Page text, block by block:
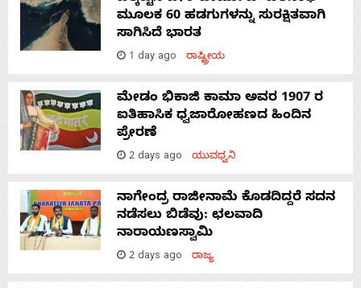
ಮೂಲಕ 60 ಹಡಗುಗಳನ್ನು ಸುರಕ್ಷಿತವಾಗಿ
ಸಾಗಿಸಿದೆ ಭಾರತ
1 day ago ರಾಷ್ಟ್ರೀಯ
ಮೇಡಂ ಭಿಕಾಜಿ ಕಾಮಾ ಅವರ 1907 ರ
ಐತಿಹಾಸಿಕ ಧ್ವಜಾರೋಹಣದ ಹಿಂದಿನ
ಪ್ರೇರಣೆ
2 days ago ಯುವಧ್ವನಿ
ನಾಗೇಂದ್ರ ರಾಜೀನಾಮೆ ಕೊಡದಿದ್ದರೆ ಸದನ
ನಡೆಸಲು ಬಿಡೆವು: ಛಲವಾದಿ
ನಾರಾಯಣಸ್ವಾಮಿ
2 days ago ರಾಜ್ಯ